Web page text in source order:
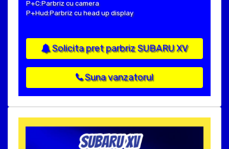
P+C:Parbriz cu camera
P+Hud:Parbriz cu head up display
Solicita pret parbriz SUBARU XV
Suna vanzatorul